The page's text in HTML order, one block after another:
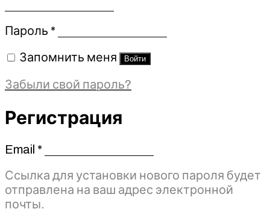
Пароль *Обязательно
Запомнить меня Войти
Забыли свой пароль?
Регистрация
Email *Обязательно
Ссылка для установки нового пароля будет
отправлена ​​на ваш адрес электронной
почты.